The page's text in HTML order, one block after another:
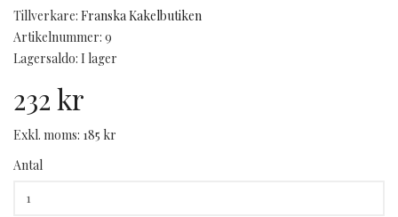
Tillverkare: Franska Kakelbutiken
Artikelnummer: 9
Lagersaldo: I lager
232 kr
Exkl. moms: 185 kr
Antal